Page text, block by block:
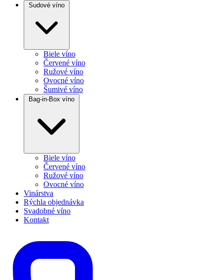
Sudové víno
Biele víno
Červené víno
Ružové víno
Ovocné víno
Šumivé víno
Bag-in-Box víno
Biele víno
Červené víno
Ružové víno
Ovocné víno
Vinárstva
Rýchla objednávka
Svadobné víno
Kontakt